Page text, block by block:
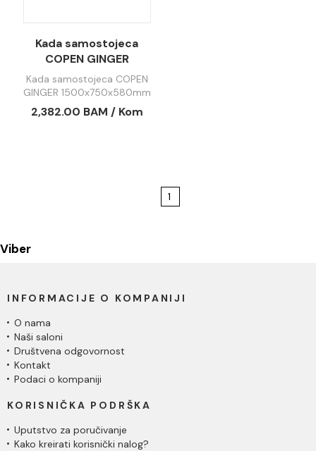
Kada samostojeca
COPEN GINGER
1500x750x580mm
mat bijela C-08-
S1003MW
Kada samostojeca COPEN
GINGER 1500x750x580mm
mat bijela C-08-S1003MW
2,382.00 BAM / Kom
1
Viber
INFORMACIJE O KOMPANIJI
O nama
Naši saloni
Društvena odgovornost
Kontakt
Podaci o kompaniji
KORISNIČKA PODRŠKA
Uputstvo za poručivanje
Kako kreirati korisnički nalog?